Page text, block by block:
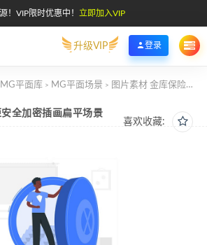
！VIP限时优惠中！ 立即加入VIP
升级VIP 登录
MG平面库 > MG平面场景 > 图片素材 金库保险柜安全加密插画扁平场景
喜欢收藏:
全加密插画扁平场景